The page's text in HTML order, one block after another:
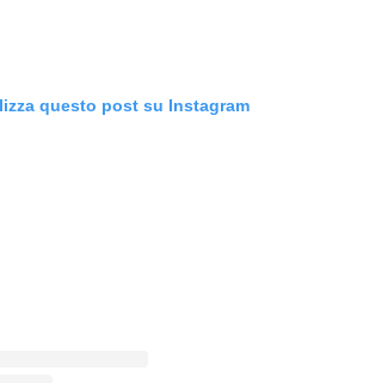
questo post su Instagram